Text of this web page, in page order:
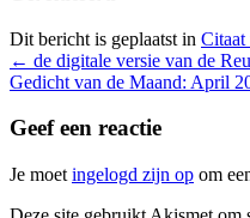
Dit bericht is geplaatst in Citaat
Bericht
navigatie
← de digitale versie van de
Gedicht van de Maand: April
Geef een reactie
Je moet ingelogd zijn op om